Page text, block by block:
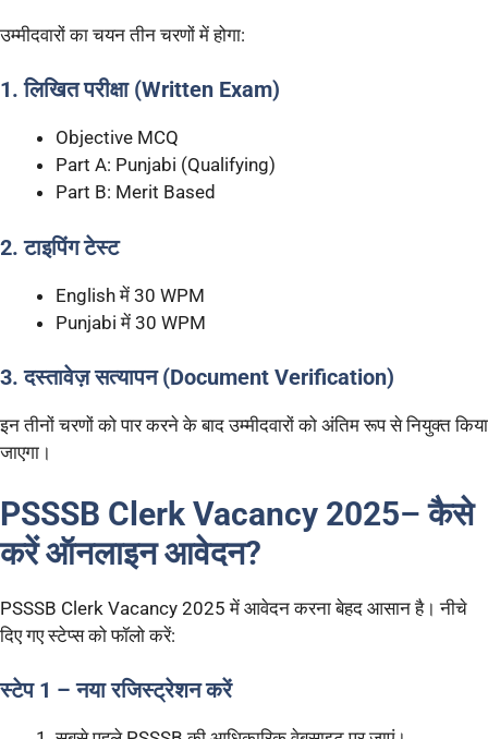
उम्मीदवारों का चयन तीन चरणों में होगा:
1. लिखित परीक्षा (Written Exam)
Objective MCQ
Part A: Punjabi (Qualifying)
Part B: Merit Based
2. टाइपिंग टेस्ट
English में 30 WPM
Punjabi में 30 WPM
3. दस्तावेज़ सत्यापन (Document Verification)
इन तीनों चरणों को पार करने के बाद उम्मीदवारों को अंतिम रूप से नियुक्त किया
जाएगा।
PSSSB Clerk Vacancy 2025–कैसे
करें ऑनलाइन आवेदन?
PSSSB Clerk Vacancy 2025 में आवेदन करना बेहद आसान है। नीचे
दिए गए स्टेप्स को फॉलो करें:
स्टेप 1 – नया रजिस्ट्रेशन करें